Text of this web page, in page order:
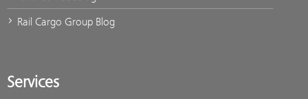
Rail Cargo Group Blog
Services